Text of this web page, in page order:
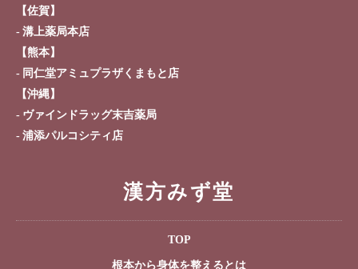
【佐賀】
溝上薬局本店
【熊本】
同仁堂アミュプラザくまもと店
【沖縄】
ヴァインドラッグ末吉薬局
浦添パルコシティ店
漢方みず堂
TOP
根本から身体を整えるとは